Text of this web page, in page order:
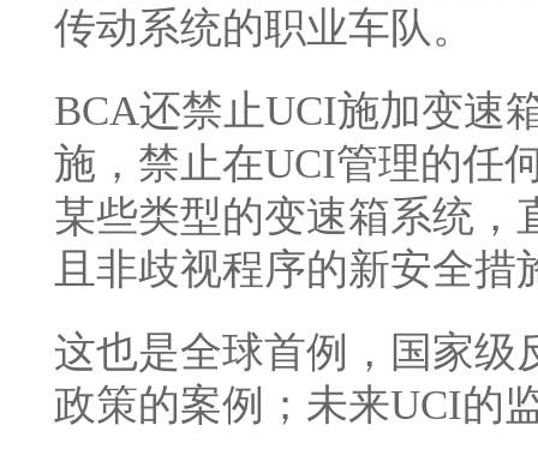
传动系统的职业车队。
BCA还禁止UCI施加变速
施，禁止在UCI管理的任
某些类型的变速箱系统，
且非歧视程序的新安全措
这也是全球首例，国家级
政策的案例；未来UCI的